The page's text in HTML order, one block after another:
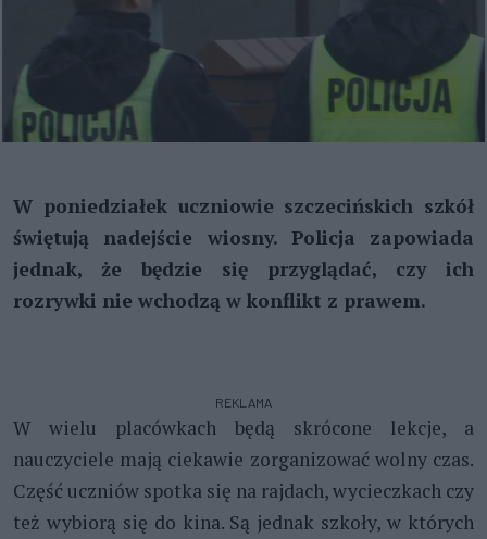
W poniedziałek uczniowie szczecińskich szkół
świętują nadejście wiosny. Policja zapowiada
jednak, że będzie się przyglądać, czy ich
rozrywki nie wchodzą w konflikt z prawem.
REKLAMA
W wielu placówkach będą skrócone lekcje, a
nauczyciele mają ciekawie zorganizować wolny czas.
Część uczniów spotka się na rajdach, wycieczkach czy
też wybiorą się do kina. Są jednak szkoły, w których